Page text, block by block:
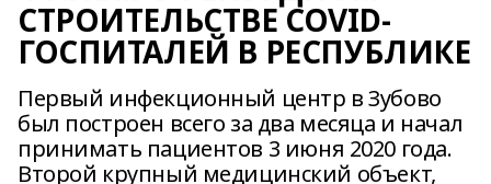
СТРОИТЕЛЬСТВЕ COVID-
ГОСПИТАЛЕЙ В РЕСПУБЛИКЕ
Первый инфекционный центр в Зубово
был построен всего за два месяца и начал
принимать пациентов 3 июня 2020 года.
Второй крупный медицинский объект,